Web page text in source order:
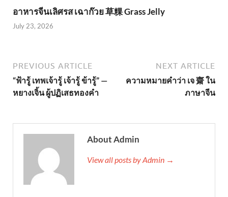
อาหารจีนเลิศรส เฉาก๊วย 草粿 Grass Jelly
July 23, 2026
PREVIOUS ARTICLE
“ฟ้ารู้ เทพเจ้ารู้ เจ้ารู้ ข้ารู้” —
หยางเจิ้น ผู้ปฏิเสธทองคำ
NEXT ARTICLE
ความหมายคำว่า เจ 齋 ใน
ภาษาจีน
About Admin
View all posts by Admin →